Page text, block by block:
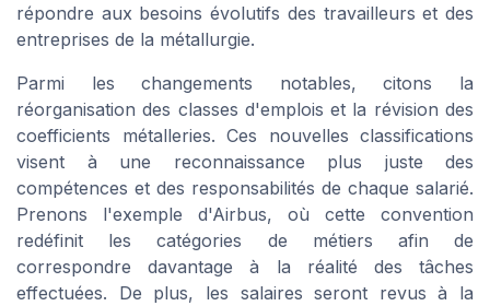
répondre aux besoins évolutifs des travailleurs et des
entreprises de la métallurgie.
Parmi les changements notables, citons la
réorganisation des classes d'emplois et la révision des
coefficients métalleries. Ces nouvelles classifications
visent à une reconnaissance plus juste des
compétences et des responsabilités de chaque salarié.
Prenons l'exemple d'Airbus, où cette convention
redéfinit les catégories de métiers afin de
correspondre davantage à la réalité des tâches
effectuées. De plus, les salaires seront revus à la